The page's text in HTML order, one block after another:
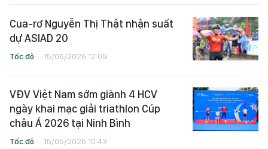
Cua-rơ Nguyễn Thị Thật nhận suất
dự ASIAD 20
Tốc độ 15/06/2026 12:09
VĐV Việt Nam sớm giành 4 HCV
ngày khai mạc giải triathlon Cúp
châu Á 2026 tại Ninh Bình
Tốc độ 15/05/2026 10:43